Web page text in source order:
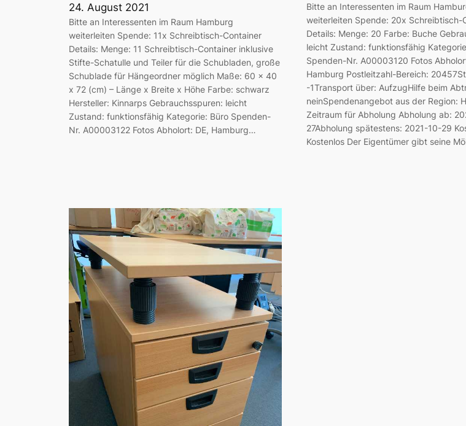
24. August 2021
Bitte an Interessenten im Raum Hamburg
weiterleiten Spende: 11x Schreibtisch-Container
Details: Menge: 11 Schreibtisch-Container inklusive
Stifte-Schatulle und Teiler für die Schubladen, große
Schublade für Hängeordner möglich Maße: 60 x 40
x 72 (cm) – Länge x Breite x Höhe Farbe: schwarz
Hersteller: Kinnarps Gebrauchsspuren: leicht
Zustand: funktionsfähig Kategorie: Büro Spenden-
Nr. A00003122 Fotos Abholort: DE, Hamburg…
Bitte an Interessenten im Raum
weiterleiten Spende: 20x Schreibtisch-
Details: Menge: 20 Farbe: Buche
leicht Zustand: funktionsfähig
Spenden-Nr. A00003120 Fotos
Hamburg Postleitzahl-Bereich:
-1Transport über: AufzugHilfe beim
neinSpendenangebot aus der Region:
Zeitraum für Abholung Abholung ab:
27Abholung spätestens: 2021-10-29
Kostenlos Der Eigentümer gibt seine